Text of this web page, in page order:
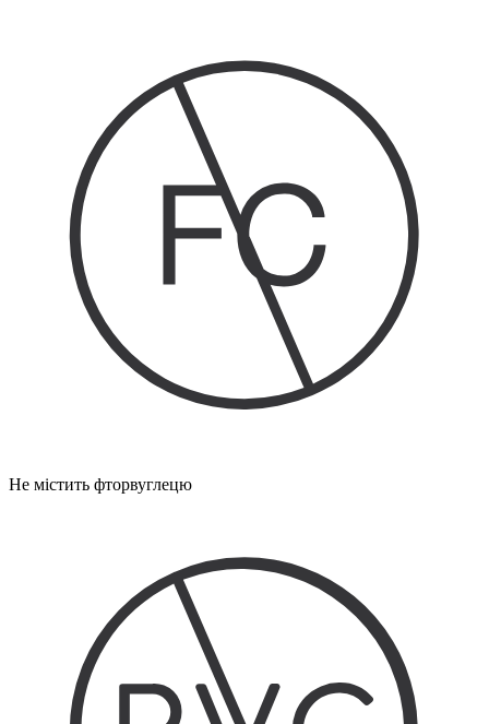
Не містить фторвуглецю